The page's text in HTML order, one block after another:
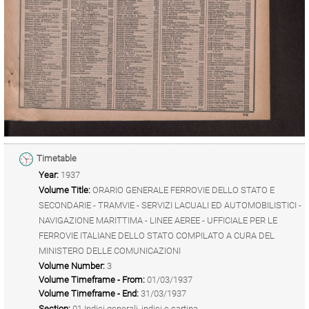
Timetable
Year: 1937
Volume Title: ORARIO GENERALE FERROVIE DELLO STATO E
SECONDARIE - TRAMVIE - SERVIZI LACUALI ED AUTOMOBILISTICI -
NAVIGAZIONE MARITTIMA - LINEE AEREE - UFFICIALE PER LE
FERROVIE ITALIANE DELLO STATO COMPILATO A CURA DEL
MINISTERO DELLE COMUNICAZIONI
Volume Number: 3
Volume Timeframe - From: 01/03/1937
Volume Timeframe - End: 31/03/1937